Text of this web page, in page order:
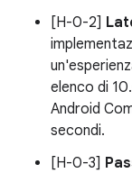
[H-0-2]
elenco di
Android
secondi.
[H-0-3]